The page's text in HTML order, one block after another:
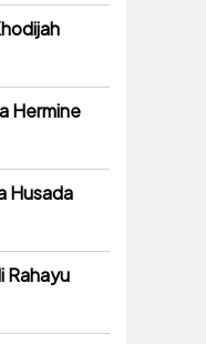
Hermine
Husada
Rahayu